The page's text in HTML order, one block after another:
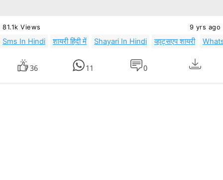
81.1k Views 9 yrs ago
Sms In Hindi शायरी हिंदी में Shayari In Hindi व्हाट्सएप शायरी
36 11 0